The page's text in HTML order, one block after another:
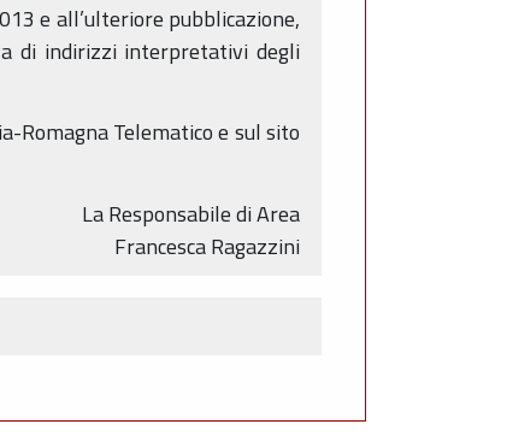
e all’ulteriore pubblicazione,
di indirizzi interpretativi degli
Telematico e sul sito
La Responsabile di Area
Francesca Ragazzini